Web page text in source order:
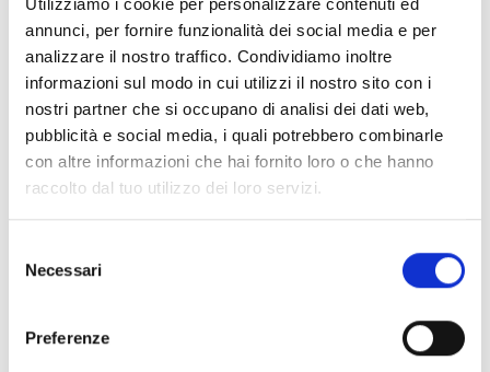
Utilizziamo i cookie per personalizzare contenuti ed
annunci, per fornire funzionalità dei social media e per
analizzare il nostro traffico. Condividiamo inoltre
informazioni sul modo in cui utilizzi il nostro sito con i
nostri partner che si occupano di analisi dei dati web,
pubblicità e social media, i quali potrebbero combinarle
con altre informazioni che hai fornito loro o che hanno
raccolto dal tuo utilizzo dei loro servizi.
delNecessari
Preferenze
PREVIOUS
Eco-Self Seal Cardboard: die nachhaltige Schutzlösung, auf die Kunden warten!
NEXT
Simplified Life Cycle Assessment Calculator